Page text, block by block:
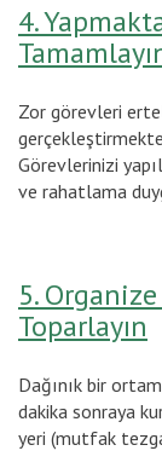
4.
Zor görevleri
Görevlerinizi
ve rahatlama
5. Organize
Toparlayın
Dağınık bir
dakika sonraya
yeri (mutfak